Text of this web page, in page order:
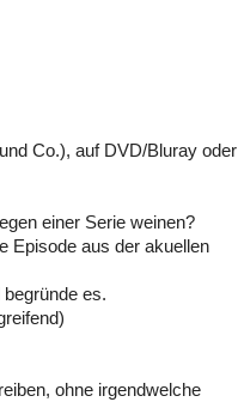
Co.), auf DVD/Bluray oder
einer Serie weinen?
Episode aus der akuellen
es.
ohne irgendwelche